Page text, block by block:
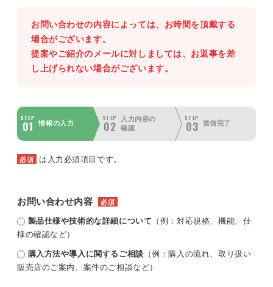
お問い合わせの内容によっては、お時間を頂戴する
場合がございます。
提案やご紹介のメールに対しましては、お返事を差
し上げられない場合がございます。
STEP
01 情報の入力
STEP
02
入力内容の
確認
STEP
03 送信完了
必須 は入力必須項目です。
お問い合わせ内容 必須
製品仕様や技術的な詳細について （例：対応規格、機能、仕
様の確認など）
購入方法や導入に関するご相談 （例：購入の流れ、取り扱い
販売店のご案内、案件のご相談など）